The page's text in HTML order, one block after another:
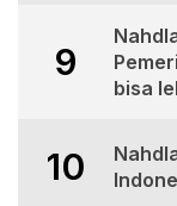
9
bisa
10